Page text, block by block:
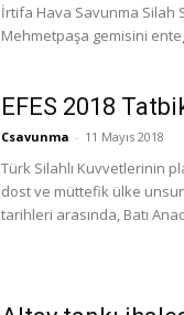
İrtifa Hava Savunma Silah
Mehmetpaşa gemisini
EFES 2018
Csavunma - 11 Mayıs 2018
Türk Silahlı Kuvvetlerinin
dost ve müttefik ülke
tarihleri arasında, Batı